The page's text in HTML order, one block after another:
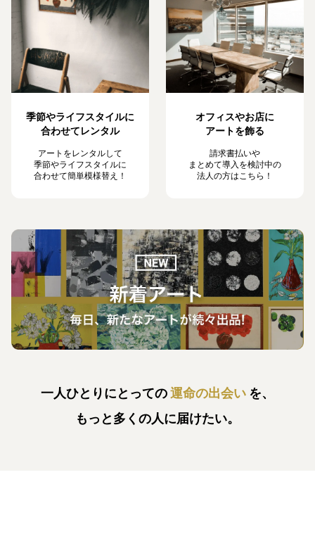
季節やライフスタイルに
合わせてレンタル
アートをレンタルして
季節やライフスタイルに
合わせて簡単模様替え！
オフィスやお店に
アートを飾る
請求書払いや
まとめて導入を検討中の
法人の方はこちら！
一人ひとりにとっての運命の出会い を、
もっと多くの人に届けたい。